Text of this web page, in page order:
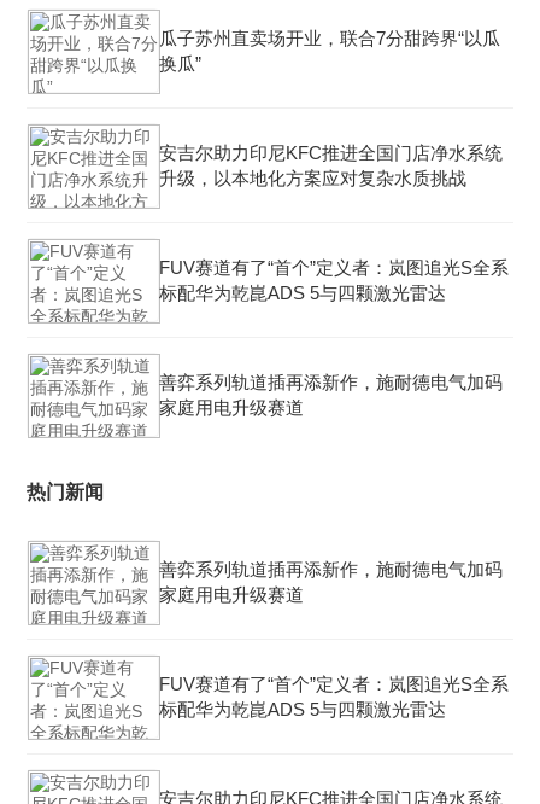
瓜子苏州直卖场开业，联合7分甜跨界“以瓜
换瓜”
安吉尔助力印尼KFC推进全国门店净水系统
升级，以本地化方案应对复杂水质挑战
FUV赛道有了“首个”定义者：岚图追光S全系
标配华为乾崑ADS 5与四颗激光雷达
善弈系列轨道插再添新作，施耐德电气加码
家庭用电升级赛道
热门新闻
善弈系列轨道插再添新作，施耐德电气加码
家庭用电升级赛道
FUV赛道有了“首个”定义者：岚图追光S全系
标配华为乾崑ADS 5与四颗激光雷达
安吉尔助力印尼KFC推进全国门店净水系统